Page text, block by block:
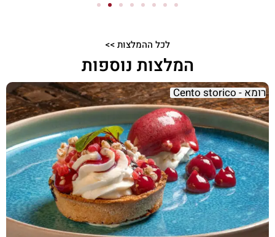
לכל ההמלצות >>
המלצות נוספות
רומא - Cento storico